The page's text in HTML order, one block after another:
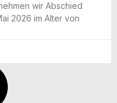
wir Abschied
2026 im Alter von